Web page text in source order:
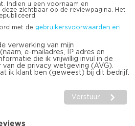
Indien u een voornaam en
zichtbaar op de reviewpagina. Het
met de gebruikersvoorwaarden en
verwerking van mijn
e-mailadres, IP adres en
die ik vrijwillig invul in de
de privacy wetgeving (AVG).
ik klant ben (geweest) bij dit bedrijf.
Verstuur